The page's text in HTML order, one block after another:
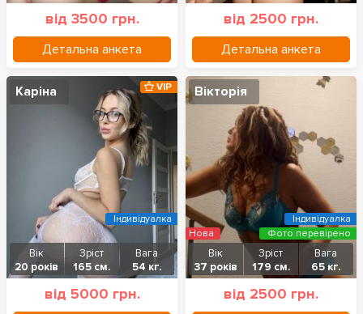
від 3500 грн.
Детальна анкета
від 2500 грн.
Детальна анкета
Каріна
Вік
20 років
Зріст
165 см.
Вага
54 кг.
від 5000 грн.
VIP
Індивідуалка
Вікторія
Вік
37 років
Зріст
179 см.
Вага
65 кг.
від 2500 грн.
Нова Фото перевірено
Індивідуалка